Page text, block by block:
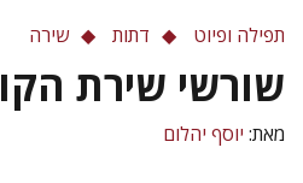
תפילה ופיוט דתות שירה
שורשי שירת
מאת: יוסף יהלום